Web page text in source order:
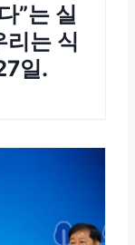
”는 실
리는 식
일.